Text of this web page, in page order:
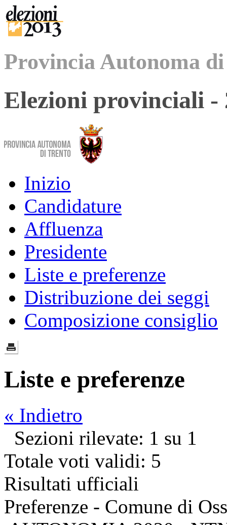
Provincia Autonoma
Elezioni provinciali -
Inizio
Candidature
Affluenza
Presidente
Liste e preferenze
Distribuzione dei seggi
Composizione consiglio
Liste e preferenze
« Indietro
Sezioni rilevate: 1 su 1
Totale voti validi: 5
Risultati ufficiali
Preferenze - Comune di